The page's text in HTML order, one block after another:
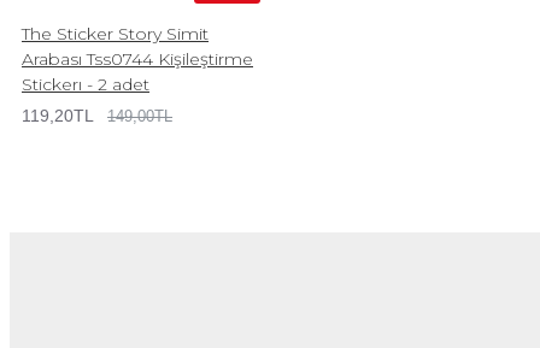
The Sticker Story Simit
Arabası Tss0744 Kişileştirme
Stickerı - 2 adet
119,20TL 149,00TL